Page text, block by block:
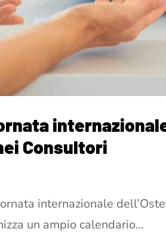
Consultori
internazionale
un ampio calendario…